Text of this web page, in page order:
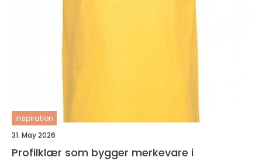
inspiration
31. May 2026
Profilklær som bygger merkevare i